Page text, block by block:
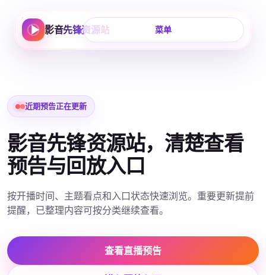
影音先锋资源站 菜单
近期预告正在更新
影音先锋资源站，清楚查看
预告与回放入口
按开播时间、主题看点和入口状态快速浏览。重要更新提前
提醒，已整理内容可按分类继续查看。
查看直播预告